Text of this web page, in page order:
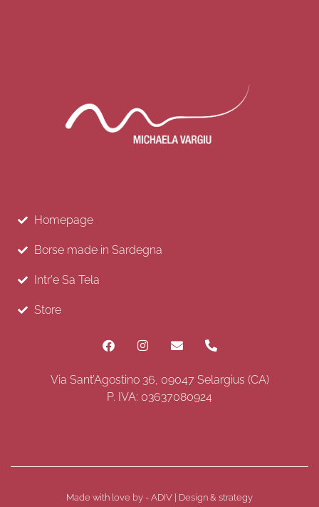
Homepage
Borse made in Sardegna
Intr'e Sa Tela
Store
Via Sant’Agostino 36, 09047 Selargius (CA)
P. IVA: 03637080924
Made with love by - ADIV | Design & strategy